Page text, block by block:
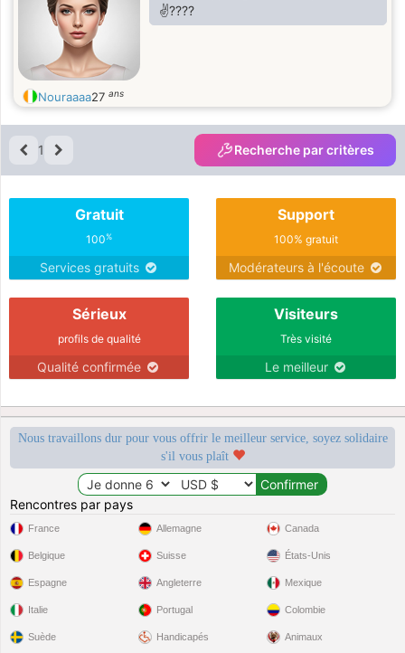
✌????
Nouraaaa27 ans
1 Recherche par critères
Gratuit
100%
Services gratuits
Support
100% gratuit
Modérateurs à l'écoute
Sérieux
profils de qualité
Qualité confirmée
Visiteurs
Très visité
Le meilleur
Nous travaillons dur pour vous offrir le meilleur service, soyez solidaire
s'il vous plaît
Rencontres par pays
France
Belgique
Espagne
Italie
Suède
Allemagne
Suisse
Angleterre
Portugal
Handicapés
Canada
États-Unis
Mexique
Colombie
Animaux